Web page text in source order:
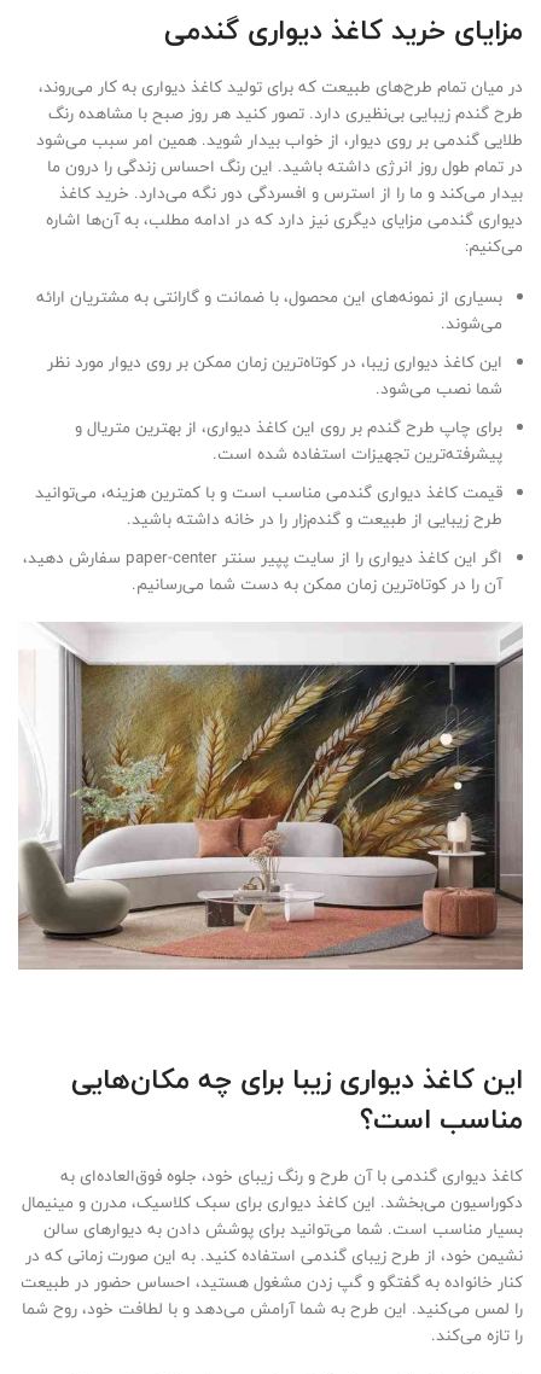
مزایای خرید کاغذ دیواری گندمی
در میان تمام طرح‌های طبیعت که برای تولید کاغذ دیواری به کار می‌روند،
طرح گندم زیبایی بی‌نظیری دارد. تصور کنید هر روز صبح با مشاهده رنگ
طلایی گندمی بر روی دیوار، از خواب بیدار شوید. همین امر سبب می‌شود
در تمام طول روز انرژی داشته باشید. این رنگ احساس زندگی را درون ما
بیدار می‌کند و ما را از استرس و افسردگی دور نگه می‌دارد. خرید کاغذ
دیواری گندمی مزایای دیگری نیز دارد که در ادامه مطلب، به آن‌ها اشاره
می‌کنیم:
بسیاری از نمونه‌های این محصول، با ضمانت و گارانتی به مشتریان ارائه
می‌شوند.
این کاغذ دیواری زیبا، در کوتاه‌ترین زمان ممکن بر روی دیوار مورد نظر
شما نصب می‌شود.
برای چاپ طرح گندم بر روی این کاغذ دیواری، از بهترین متریال و
پیشرفته‌ترین تجهیزات استفاده شده است.
قیمت کاغذ دیواری گندمی مناسب است و با کمترین هزینه، می‌توانید
طرح زیبایی از طبیعت و گندم‌زار را در خانه داشته باشید.
اگر این کاغذ دیواری را از سایت پپیر سنتر paper-center سفارش دهید،
آن را در کوتاه‌ترین زمان ممکن به دست شما می‌رسانیم.
این کاغذ دیواری زیبا برای چه مکانهایی
مناسب است؟
کاغذ دیواری گندمی با آن طرح و رنگ زیبای خود، جلوه فوق‌العاده‌ای به
دکوراسیون می‌بخشد. این کاغذ دیواری برای سبک کلاسیک، مدرن و مینیمال
بسیار مناسب است. شما می‌توانید برای پوشش دادن به دیوارهای سالن
نشیمن خود، از طرح زیبای گندمی استفاده کنید. به این صورت زمانی که در
کنار خانواده به گفتگو و گپ زدن مشغول هستید، احساس حضور در طبیعت
را لمس می‌کنید. این طرح به شما آرامش می‌دهد و با لطافت خود، روح شما
را تازه می‌کند.